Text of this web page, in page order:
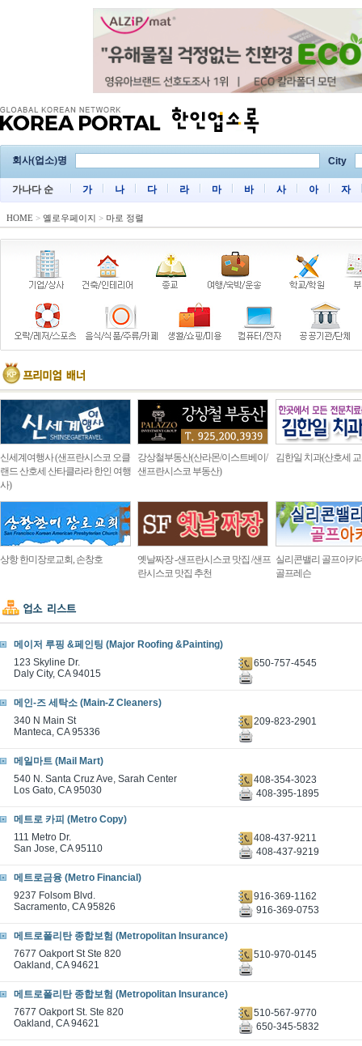
회사(업소)명 City
가나다 순 가 나 다 라 마 바 사 아 자
HOME > 옐로우페이지 > 마로 정렬
신세계여행사 (샌프란시스코 오클
랜드 산호세 산타클라라 한인 여행
사)
강상철부동산(산라몬/이스트베이/
샌프란시스코 부동산)
김한일 치과(산호세
상항 한미장로교회, 손창호
옛날짜장 -샌프란시스코 맛집 /샌프
란시스코 맛집 추천
실리콘밸리 골프아카
골프레슨
메이저 루핑 &페인팅 (Major Roofing &Painting)
123 Skyline Dr.
Daly City, CA 94015
650-757-4545
메인-즈 세탁소 (Main-Z Cleaners)
340 N Main St
Manteca, CA 95336
209-823-2901
메일마트 (Mail Mart)
540 N. Santa Cruz Ave, Sarah Center
Los Gato, CA 95030
408-354-3023
408-395-1895
메트로 카피 (Metro Copy)
111 Metro Dr.
San Jose, CA 95110
408-437-9211
408-437-9219
메트로금융 (Metro Financial)
9237 Folsom Blvd.
Sacramento, CA 95826
916-369-1162
916-369-0753
메트로폴리탄 종합보험 (Metropolitan Insurance)
7677 Oakport St Ste 820
Oakland, CA 94621
510-970-0145
메트로폴리탄 종합보험 (Metropolitan Insurance)
7677 Oakport St. Ste 820
Oakland, CA 94621
510-567-9770
650-345-5832